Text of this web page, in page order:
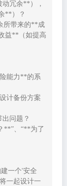
冗余**），
**）？
所带来的**成
益**（如提高
能力**的系
计备份方案
问题？
**”、“**为了
一个'安全
一起设计一